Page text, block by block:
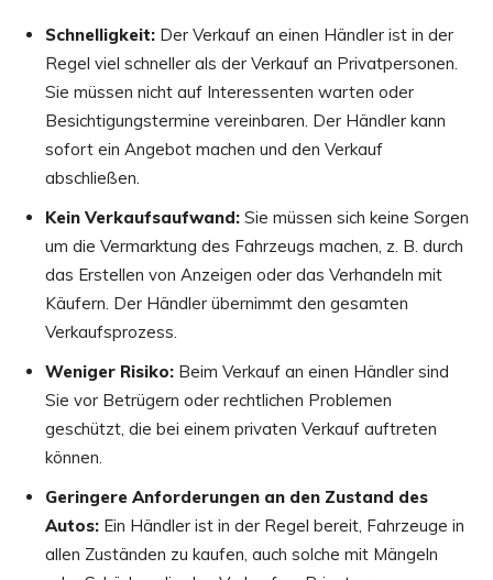
Schnelligkeit: Der Verkauf an einen Händler ist in der
Regel viel schneller als der Verkauf an Privatpersonen.
Sie müssen nicht auf Interessenten warten oder
Besichtigungstermine vereinbaren. Der Händler kann
sofort ein Angebot machen und den Verkauf
abschließen.
Kein Verkaufsaufwand: Sie müssen sich keine Sorgen
um die Vermarktung des Fahrzeugs machen, z. B. durch
das Erstellen von Anzeigen oder das Verhandeln mit
Käufern. Der Händler übernimmt den gesamten
Verkaufsprozess.
Weniger Risiko: Beim Verkauf an einen Händler sind
Sie vor Betrügern oder rechtlichen Problemen
geschützt, die bei einem privaten Verkauf auftreten
können.
Geringere Anforderungen an den Zustand des
Autos: Ein Händler ist in der Regel bereit, Fahrzeuge in
allen Zuständen zu kaufen, auch solche mit Mängeln